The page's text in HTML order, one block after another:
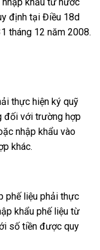
định tại Điều 18d
tháng 12 năm 2008.
thực hiện ký quỹ
đối với trường hợp
nhập khẩu vào
khác.
phế liệu phải thực
khẩu phế liệu từ
số tiền được quy